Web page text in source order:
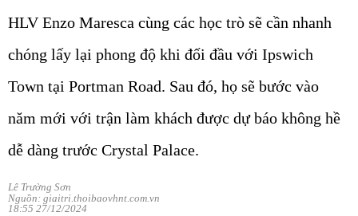
HLV Enzo Maresca cùng các học trò sẽ cần nhanh
chóng lấy lại phong độ khi đối đầu với Ipswich
Town tại Portman Road. Sau đó, họ sẽ bước vào
năm mới với trận làm khách được dự báo không hề
dễ dàng trước Crystal Palace.
Lê Trường Sơn
Nguồn: giaitri.thoibaovhnt.com.vn
18:55 27/12/2024